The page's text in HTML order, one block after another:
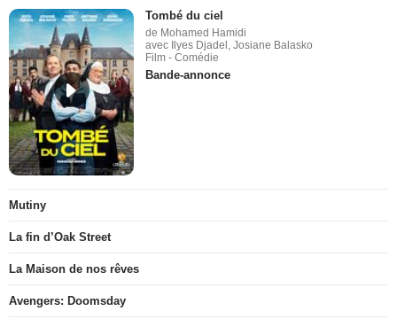
Tombé du ciel
de Mohamed Hamidi
avec Ilyes Djadel, Josiane Balasko
Film - Comédie
Bande-annonce
Mutiny
La fin d’Oak Street
La Maison de nos rêves
Avengers: Doomsday